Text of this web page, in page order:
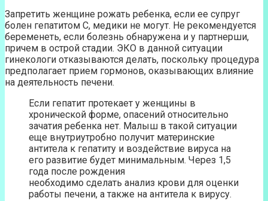
Запретить женщине рожать ребенка, если ее супруг
болен гепатитом С, медики не могут. Не рекомендуется
беременеть, если болезнь обнаружена и у партнерши,
причем в острой стадии. ЭКО в данной ситуации
гинекологи отказываются делать, поскольку процедура
предполагает прием гормонов, оказывающих влияние
на деятельность печени.
Если гепатит протекает у женщины в
хронической форме, опасений относительно
зачатия ребенка нет. Малыш в такой ситуации
еще внутриутробно получит материнские
антитела к гепатиту и воздействие вируса на
его развитие будет минимальным. Через 1,5
года после рождения
необходимо сделать анализ крови для оценки
работы печени, а также на антитела к вирусу.